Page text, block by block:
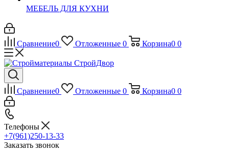
МЕБЕЛЬ ДЛЯ КУХНИ
Сравнение0 Отложенные 0 Корзина0 0
Сравнение0 Отложенные 0 Корзина0 0
Телефоны
+7(961)250-13-33
Заказать звонок